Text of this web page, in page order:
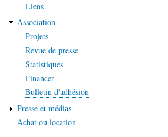
Liens
Association
Projets
Revue de presse
Statistiques
Financer
Bulletin d'adhésion
Presse et médias
Achat ou location